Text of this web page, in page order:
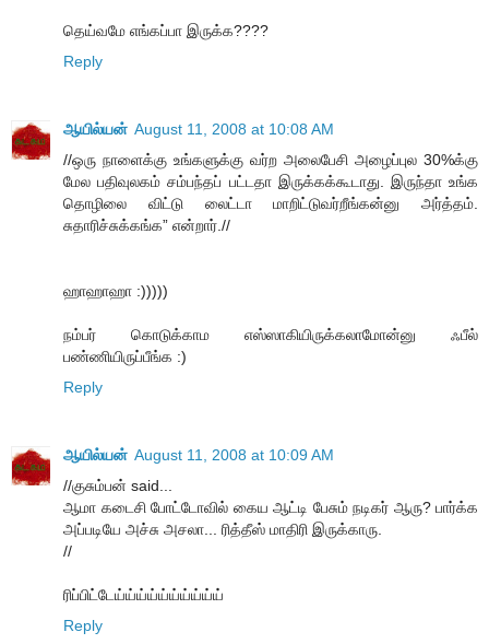
தெய்வமே எங்கப்பா இருக்க????
Reply
ஆயில்யன் August 11, 2008 at 10:08 AM
//ஒரு நாளைக்கு உங்களுக்கு வர்ற அலைபேசி அழைப்புல 30%க்கு
மேல பதிவுலகம் சம்பந்தப் பட்டதா இருக்கக்கூடாது. இருந்தா உங்க
தொழிலை விட்டு லைட்டா மாறிட்டுவர்றீங்கன்னு அர்த்தம்.
சுதாரிச்சுக்கங்க” என்றார்.//
ஹாஹாஹா :)))))
நம்பர் கொடுக்காம எஸ்ஸாகியிருக்கலாமோன்னு ஃபீல்
பண்ணியிருப்பீங்க :)
Reply
ஆயில்யன் August 11, 2008 at 10:09 AM
//குசும்பன் said...
ஆமா கடைசி போட்டோவில் கைய ஆட்டி பேசும் நடிகர் ஆரு? பார்க்க
அப்படியே அச்சு அசலா... ரித்தீஸ் மாதிரி இருக்காரு.
//
ரிப்பிட்டேய்ய்ய்ய்ய்ய்ய்ய்ய்ய்
Reply